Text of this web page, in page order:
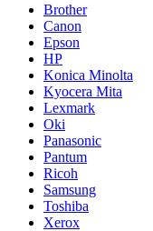
Brother
Canon
Epson
HP
Konica Minolta
Kyocera Mita
Lexmark
Oki
Panasonic
Pantum
Ricoh
Samsung
Toshiba
Xerox